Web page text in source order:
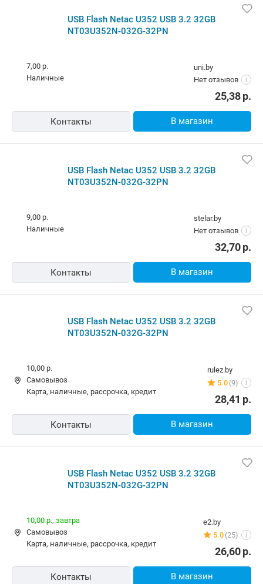
USB Flash Netac U352 USB 3.2 32GB
NT03U352N-032G-32PN
uni.by
Нет отзывов
i
7,00 р.
наличные
25,38р.
Контакты В магазин
USB Flash Netac U352 USB 3.2 32GB
NT03U352N-032G-32PN
stelar.by
Нет отзывов
i
9,00 р.
наличные
32,70р.
Контакты В магазин
USB Flash Netac U352 USB 3.2 32GB
NT03U352N-032G-32PN
rulez.by
5.0 (9) i
10,00 р.
Самовывоз
карта, наличные, рассрочка, кредит
28,41 р.
Контакты В магазин
USB Flash Netac U352 USB 3.2 32GB
NT03U352N-032G-32PN
e2.by
5.0 (25) i
10,00 р., завтра
Самовывоз
карта, наличные, рассрочка, кредит
26,60р.
Контакты В магазин